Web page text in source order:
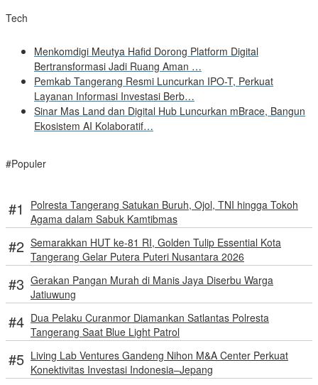
Tech
Menkomdigi Meutya Hafid Dorong Platform Digital
Bertransformasi Jadi Ruang Aman …
Pemkab Tangerang Resmi Luncurkan IPO-T, Perkuat
Layanan Informasi Investasi Berb…
Sinar Mas Land dan Digital Hub Luncurkan mBrace, Bangun
Ekosistem AI Kolaboratif…
#Populer
Polresta Tangerang Satukan Buruh, Ojol, TNI hingga Tokoh
Agama dalam Sabuk Kamtibmas
Semarakkan HUT ke-81 RI, Golden Tulip Essential Kota
Tangerang Gelar Putera Puteri Nusantara 2026
Gerakan Pangan Murah di Manis Jaya Diserbu Warga
Jatiuwung
Dua Pelaku Curanmor Diamankan Satlantas Polresta
Tangerang Saat Blue Light Patrol
Living Lab Ventures Gandeng Nihon M&A Center Perkuat
Konektivitas Investasi Indonesia–Jepang